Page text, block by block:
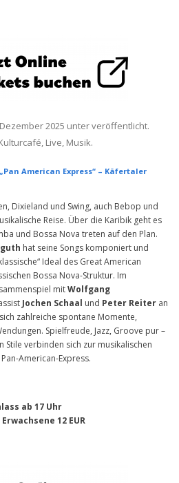
2025 unter veröffentlicht.
, Live, Musik.
American Express“ – Käfertaler
Dixieland und Swing, auch Bebop und
Reise. Über die Karibik geht es
und Bossa Nova treten auf den Plan.
hat seine Songs komponiert und
Ideal des Great American
Bossa Nova-Struktur. Im
mitWolfgang
Jochen Schaal und Peter Reiter an
zahlreiche spontane Momente,
Spielfreude, Jazz, Groove pur –
Stile verbinden sich zur musikalischen
American-Express.
ab 17 Uhr
Erwachsene 12 EUR